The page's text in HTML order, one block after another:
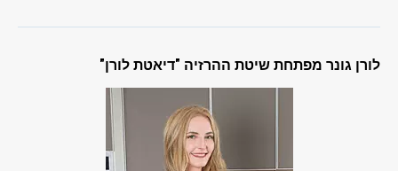
לורן גונר מפתחת שיטת ההרזיה "דיאטת לורן"